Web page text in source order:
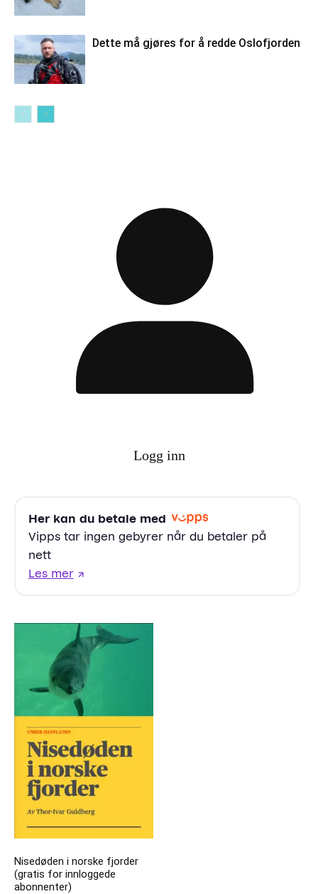
Dette må gjøres for å redde Oslofjorden
Logg inn
Nisedøden i norske fjorder
(gratis for innloggede
abonnenter)